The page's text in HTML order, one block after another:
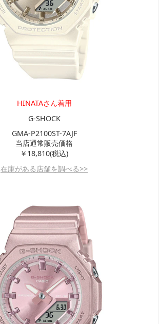
HINATAさん着用
G-SHOCK
GMA-P2100ST-7AJF
当店通常販売価格
￥18,810(税込)
在庫がある店舗を調べる>>